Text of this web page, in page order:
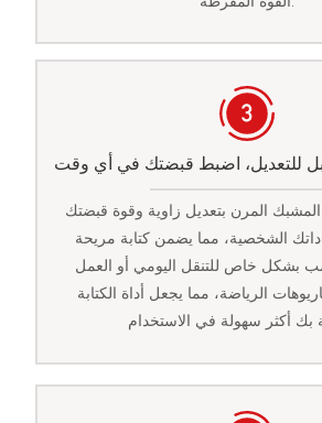
للتعديل، اضبط قبضتك في أي وقت
المرن بتعديل زاوية وقوة قبضتك
الشخصية، مما يضمن كتابة مريحة
بشكل خاص للتنقل اليومي أو العمل
الرياضة، مما يجعل أداة الكتابة